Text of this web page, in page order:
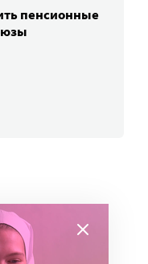
пенсионные